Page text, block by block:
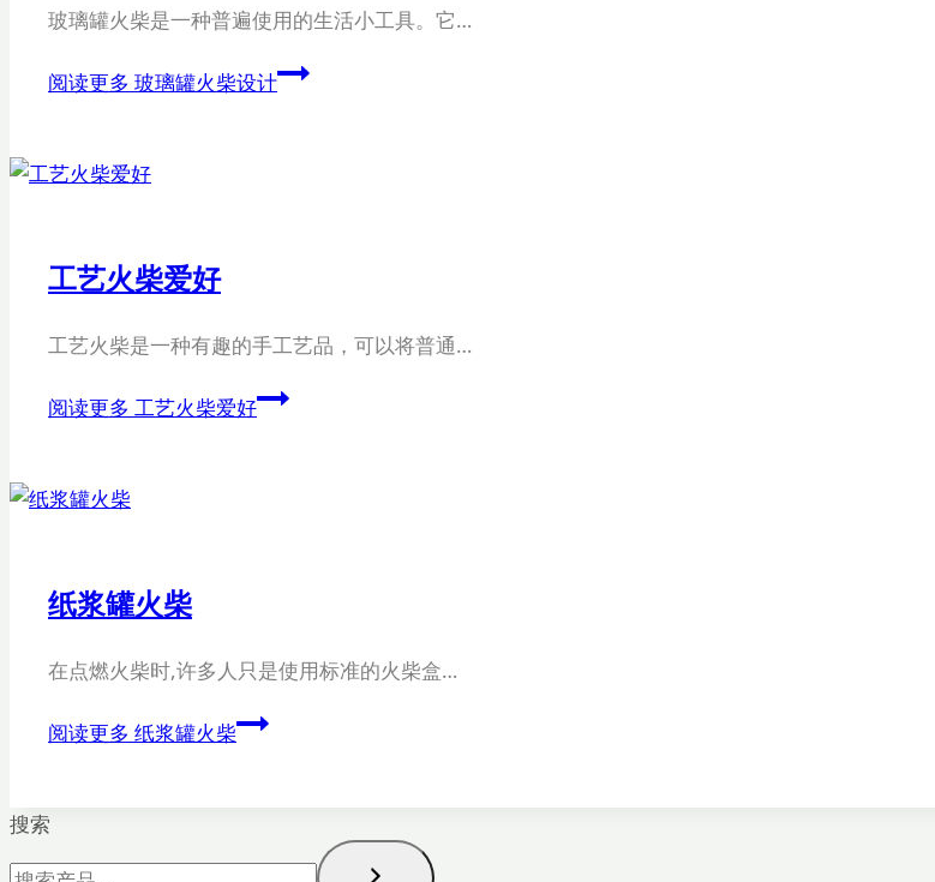
玻璃罐火柴是一种普遍使用的生活小工具。它…
阅读更多 玻璃罐火柴设计
工艺火柴爱好
工艺火柴是一种有趣的手工艺品，可以将普通…
阅读更多 工艺火柴爱好
纸浆罐火柴
在点燃火柴时,许多人只是使用标准的火柴盒…
阅读更多 纸浆罐火柴
搜索